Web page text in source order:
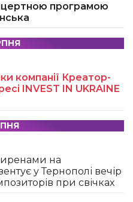
програмою
компанії Креатор-
INVEST IN UKRAINE
на
у Тернополі вечір
при свічках